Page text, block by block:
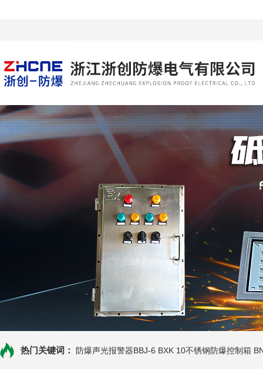
热门关键词： 防爆声光报警器BBJ-6 BXK 10不锈钢防爆控制箱